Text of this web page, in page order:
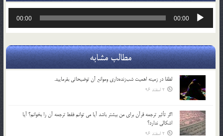
پخش‌کننده
00:00
00:00
مطالب مشابه
لطفا در زمينه اهميت شب‌زنده‌داري وموانع آن توضيحاتي بفرماييد.
2 اسفند 96
اگر تأثير ترجمه قرآن براي من بيشتر باشد آيا مي توانم فقط ترجمه آن را بخوانم؟ آيا
اشكالي ندارد؟
2 اسفند 96